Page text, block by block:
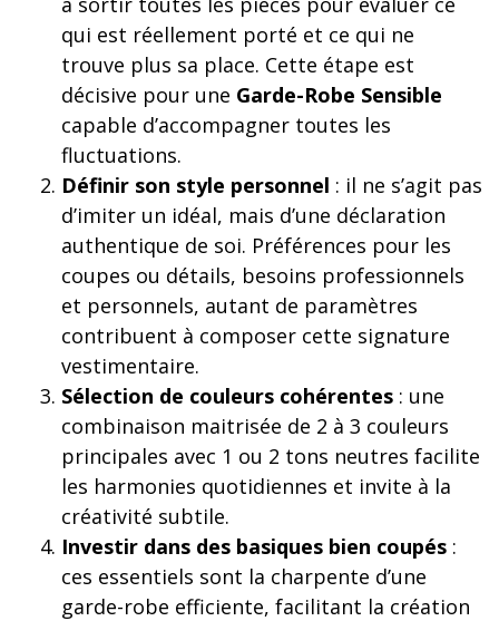
qui est réellement porté et ce qui ne
trouve plus sa place. Cette étape est
décisive pour une Garde-Robe Sensible
capable d’accompagner toutes les
fluctuations.
Définir son style personnel : il ne s’agit pas
d’imiter un idéal, mais d’une déclaration
authentique de soi. Préférences pour les
coupes ou détails, besoins professionnels
et personnels, autant de paramètres
contribuent à composer cette signature
vestimentaire.
Sélection de couleurs cohérentes : une
combinaison maitrisée de 2 à 3 couleurs
principales avec 1 ou 2 tons neutres facilite
les harmonies quotidiennes et invite à la
créativité subtile.
Investir dans des basiques bien coupés :
ces essentiels sont la charpente d’une
garde-robe efficiente, facilitant la création